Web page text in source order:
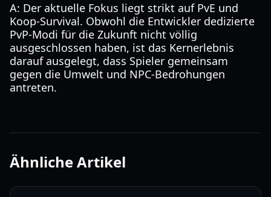
A: Der aktuelle Fokus liegt strikt auf PvE und
Koop-Survival. Obwohl die Entwickler dedizierte
PvP-Modi für die Zukunft nicht völlig
ausgeschlossen haben, ist das Kernerlebnis
darauf ausgelegt, dass Spieler gemeinsam
gegen die Umwelt und NPC-Bedrohungen
antreten.
Ähnliche Artikel